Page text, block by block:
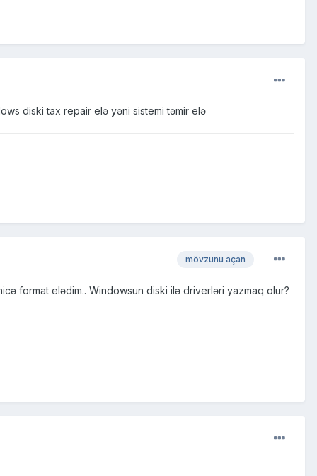
diski tax repair elə yəni sistemi təmir elə
mövzunu açan
format elədim.. Windowsun diski ilə driverləri yazmaq olur?